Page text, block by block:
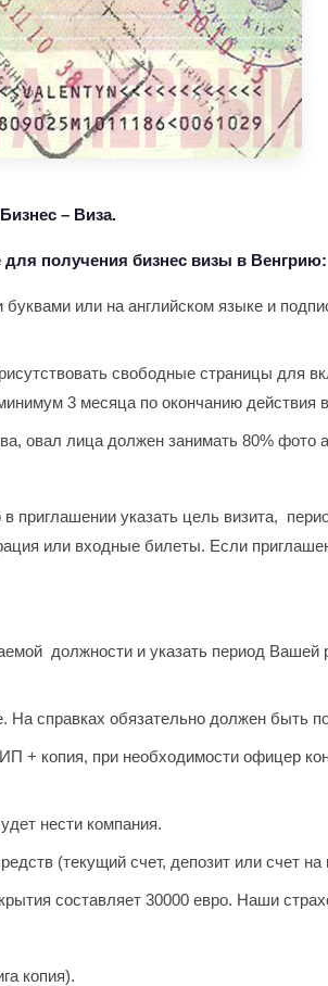
Бизнес– Виза.
получения бизнес визы в Венгрию:
или на английском языке и
свободные страницы для
3 месяца по окончанию
овал лица должен занимать 80%
приглашении указать цель визита,
или входные билеты. Если
должности и указать период
справках обязательно должен быть
+ копия, при необходимости офицер
нести компания.
(текущий счет, депозит или счет на
составляет 30000 евро. Наши
копия).